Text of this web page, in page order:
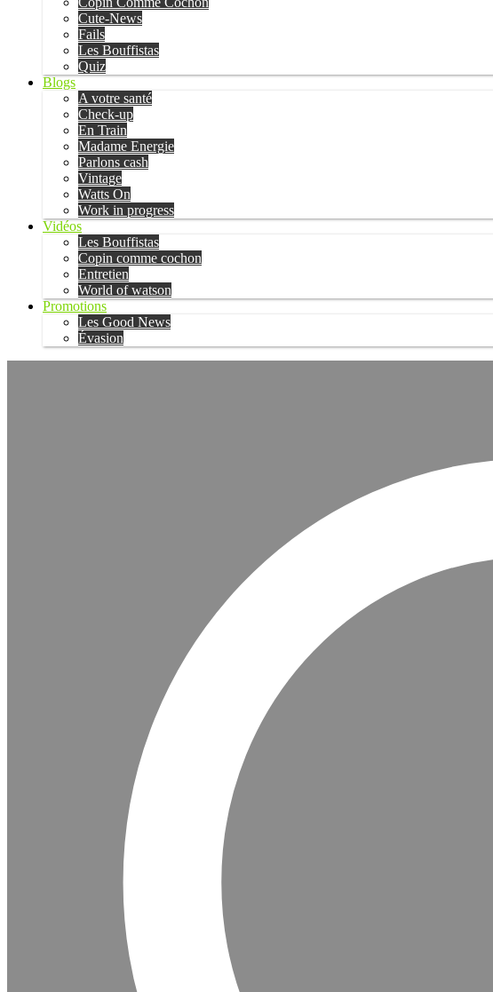
Cute-News
Fails
Les Bouffistas
Quiz
Blogs
A votre santé
Check-up
En Train
Madame Energie
Parlons cash
Vintage
Watts On
Work in progress
Vidéos
Les Bouffistas
Copin comme cochon
Entretien
World of watson
Promotions
Les Good News
Évasion